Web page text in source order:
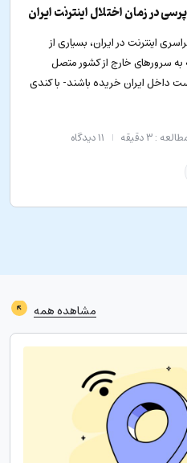
در زمان اختلال اینترنت ایران
اینترنت در ایران، بسیاری از
سرورهای خارج از کشور متصل
داخل ایران خریده باشند- با کندی
: ۳ دقیقه ۱۱دیدگاه
مشاهده همه